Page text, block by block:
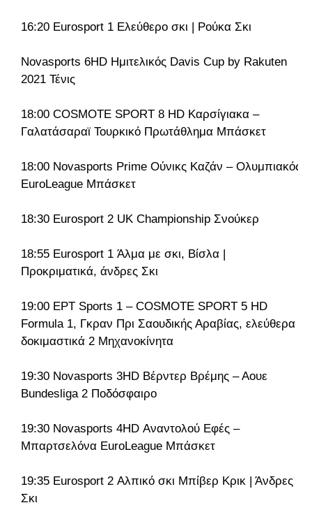
16:20 Eurosport 1 Ελεύθερο σκι | Ρούκα Σκι
Novasports 6HD Ημιτελικός Davis Cup by Rakuten
2021 Τένις
18:00 COSMOTE SPORT 8 HD Καρσίγιακα –
Γαλατάσαραϊ Τουρκικό Πρωτάθλημα Μπάσκετ
18:00 Novasports Prime Ούνικς Καζάν – Ολυμπιακός
EuroLeague Μπάσκετ
18:30 Eurosport 2 UK Championship Σνούκερ
18:55 Eurosport 1 Άλμα με σκι, Βίσλα |
Προκριματικά, άνδρες Σκι
19:00 ΕΡΤ Sports 1 – COSMOTE SPORT 5 HD
Formula 1, Γκραν Πρι Σαουδικής Αραβίας, ελεύθερα
δοκιμαστικά 2 Μηχανοκίνητα
19:30 Novasports 3HD Βέρντερ Βρέμης – Αουε
Bundesliga 2 Ποδόσφαιρο
19:30 Novasports 4HD Αναντολού Εφές –
Μπαρτσελόνα EuroLeague Μπάσκετ
19:35 Eurosport 2 Αλπικό σκι Μπίβερ Κρικ | Άνδρες
Σκι